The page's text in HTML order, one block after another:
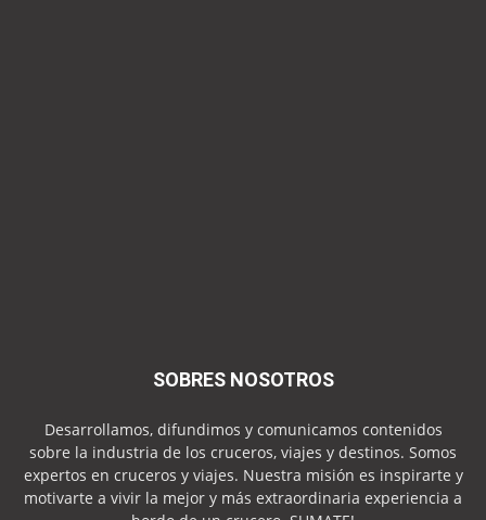
SOBRES NOSOTROS
Desarrollamos, difundimos y comunicamos contenidos
sobre la industria de los cruceros, viajes y destinos. Somos
expertos en cruceros y viajes. Nuestra misión es inspirarte y
motivarte a vivir la mejor y más extraordinaria experiencia a